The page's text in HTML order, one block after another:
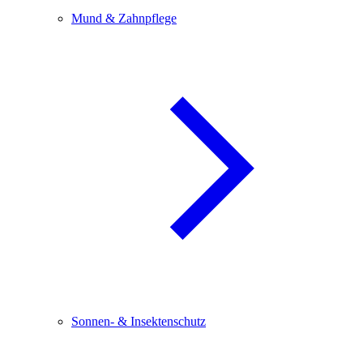
Mund & Zahnpflege
Sonnen- & Insektenschutz